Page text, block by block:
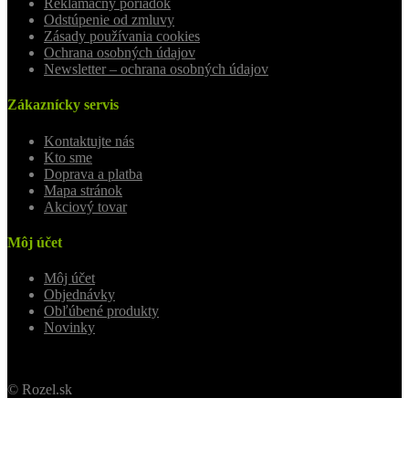
Reklamačný poriadok
Odstúpenie od zmluvy
Zásady používania cookies
Ochrana osobných údajov
Newsletter – ochrana osobných údajov
Zákaznícky servis
Kontaktujte nás
Kto sme
Doprava a platba
Mapa stránok
Akciový tovar
Môj účet
Môj účet
Objednávky
Obľúbené produkty
Novinky
© Rozel.sk